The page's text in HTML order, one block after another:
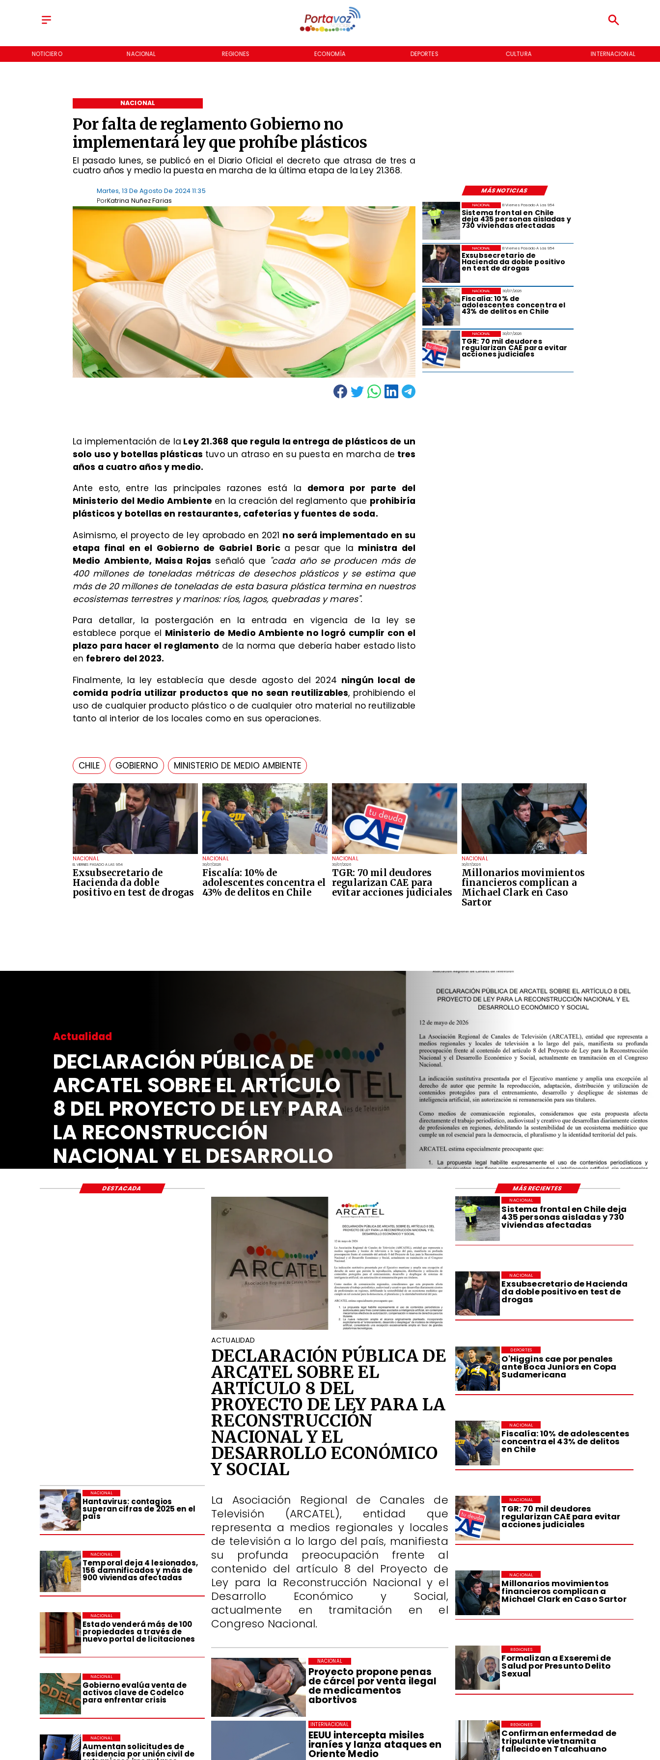
NOTICIERO NACIONAL REGIONES ECONOMÍA DEPORTES CULTURA INTERNACIONAL
Por falta de reglamento Gobierno no
implementará ley que prohíbe plásticos
El pasado lunes, se publicó en el Diario Oficial el decreto que atrasa de tres a
cuatro años y medio la puesta en marcha de la última etapa de la Ley 21.368.
NACIONAL
MÁS NOTICIAS
Martes, 13 De Agosto De 2024 11:35
Katrina Nuñez Farias
Por
NACIONAL
EL VIERNES PASADO A LAS 9:54
Exsubsecretario de
Hacienda da doble
positivo en test de drogas
NACIONAL
30/07/2026
Fiscalía: 10% de
adolescentes concentra el
43% de delitos en Chile
NACIONAL
30/07/2026
TGR: 70 mil deudores
regularizan CAE para
evitar acciones judiciales
NACIONAL
30/07/2026
Millonarios movimientos
financieros complican a
Michael Clark en Caso
Sartor
El Viernes Pasado A Las 9:54
Sistema frontal en Chile
deja 435 personas aisladas y
730 viviendas afectadas
NACIONAL
El Viernes Pasado A Las 9:54
Exsubsecretario de
Hacienda da doble positivo
en test de drogas
NACIONAL
30/07/2026
Fiscalía: 10% de
adolescentes concentra el
43% de delitos en Chile
NACIONAL
30/07/2026
TGR: 70 mil deudores
regularizan CAE para evitar
acciones judiciales
NACIONAL
La implementación de la Ley 21.368 que regula la entrega de plásticos de un
solo uso y botellas plásticas tuvo un atraso en su puesta en marcha de tres
años a cuatro años y medio.
Ante esto, entre las principales razones está la demora por parte del
Ministerio del Medio Ambiente en la creación del reglamento que prohibiría
plásticos y botellas en restaurantes, cafeterías y fuentes de soda.
Asimismo, el proyecto de ley aprobado en 2021 no será implementado en su
etapa final en el Gobierno de Gabriel Boric a pesar que la ministra del
Medio Ambiente, Maisa Rojas señaló que "cada año se producen más de
400 millones de toneladas métricas de desechos plásticos y se estima que
más de 20 millones de toneladas de esta basura plástica termina en nuestros
ecosistemas terrestres y marinos: ríos, lagos, quebradas y mares".
Para detallar, la postergación en la entrada en vigencia de la ley se
establece porque el Ministerio de Medio Ambiente no logró cumplir con el
plazo para hacer el reglamento de la norma que debería haber estado listo
en febrero del 2023.
Finalmente, la ley establecía que desde agosto del 2024 ningún local de
comida podría utilizar productos que no sean reutilizables, prohibiendo el
uso de cualquier producto plástico o de cualquier otro material no reutilizable
tanto al interior de los locales como en sus operaciones.
CHILE GOBIERNO MINISTERIO DE MEDIO AMBIENTE
Actualidad
DECLARACIÓN PÚBLICA DE
ARCATEL SOBRE EL ARTÍCULO
8 DEL PROYECTO DE LEY PARA
LA RECONSTRUCCIÓN
NACIONAL Y EL DESARROLLO
Sistema frontal en Chile deja
435 personas aisladas y 730
viviendas afectadas
NACIONAL
Exsubsecretario de Hacienda
da doble positivo en test de
drogas
NACIONAL
O'Higgins cae por penales
ante Boca Juniors en Copa
Sudamericana
DEPORTES
Fiscalía: 10% de adolescentes
concentra el 43% de delitos
en Chile
NACIONAL
TGR: 70 mil deudores
regularizan CAE para evitar
acciones judiciales
NACIONAL
Millonarios movimientos
financieros complican a
Michael Clark en Caso Sartor
NACIONAL
Formalizan a Exseremi de
Salud por Presunto Delito
Sexual
REGIONES
Confirman enfermedad de
tripulante vietnamita
fallecido en Talcahuano
REGIONES
Hantavirus: contagios
superan cifras de 2025 en el
país
NACIONAL
Temporal deja 4 lesionados,
156 damnificados y más de
900 viviendas afectadas
NACIONAL
Estado venderá más de 100
propiedades a través de
nuevo portal de licitaciones
NACIONAL
Gobierno evalúa venta de
activos clave de Codelco
para enfrentar crisis
NACIONAL
Aumentan solicitudes de
residencia por unión civil de
NACIONAL
Proyecto propone penas
de cárcel por venta ilegal
de medicamentos
abortivos
NACIONAL
EEUU intercepta misiles
iraníes y lanza ataques en
Oriente Medio
INTERNACIONAL
ACTUALIDAD
DECLARACIÓN PÚBLICA DE
ARCATEL SOBRE EL
ARTÍCULO 8 DEL
PROYECTO DE LEY PARA LA
RECONSTRUCCIÓN
NACIONAL Y EL
DESARROLLO ECONÓMICO
Y SOCIAL
La Asociación Regional de Canales de
Televisión (ARCATEL), entidad que
representa a medios regionales y locales
de televisión a lo largo del país, manifiesta
su profunda preocupación frente al
contenido del artículo 8 del Proyecto de
Ley para la Reconstrucción Nacional y el
Desarrollo Económico y Social,
actualmente en tramitación en el
Congreso Nacional.
DESTACADA MÁS RECIENTES